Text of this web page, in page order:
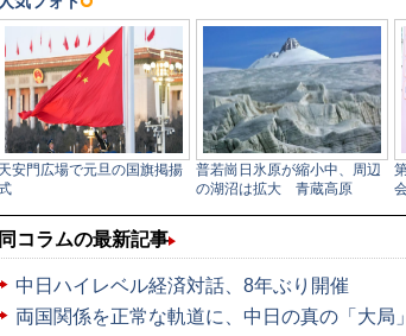
同コラムの最新記事
中日ハイレベル経済対話、8年ぶり開催
両国関係を正常な軌道に、中日の真の「大局」